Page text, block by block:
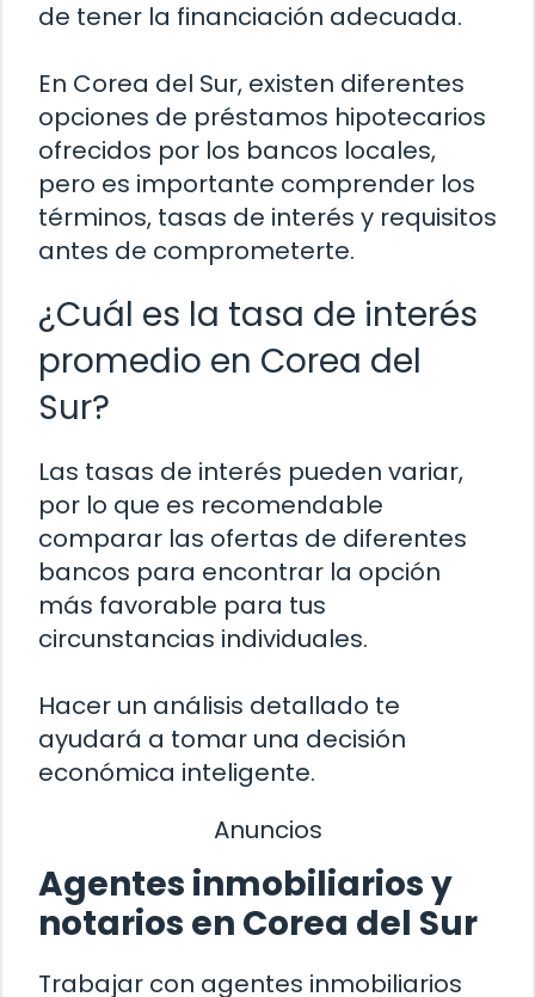
de tener la financiación adecuada.
En Corea del Sur, existen diferentes
opciones de préstamos hipotecarios
ofrecidos por los bancos locales,
pero es importante comprender los
términos, tasas de interés y requisitos
antes de comprometerte.
¿Cuál es la tasa de interés
promedio en Corea del
Sur?
Las tasas de interés pueden variar,
por lo que es recomendable
comparar las ofertas de diferentes
bancos para encontrar la opción
más favorable para tus
circunstancias individuales.
Hacer un análisis detallado te
ayudará a tomar una decisión
económica inteligente.
Anuncios
Agentes inmobiliarios y
notarios en Corea del Sur
Trabajar con agentes inmobiliarios